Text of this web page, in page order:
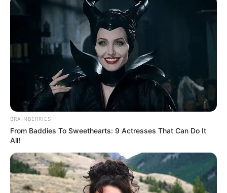
Άντρας άφησε την τελευταία του πνοή σε
παραλία κοντά στη Χαλκίδα
Τραγωδία έξω από τη Χαλκίδα με νεκρό άντρα
Ακολουθήστε το evianews.com στο
ΤΑ ΠΙΟ ΔΗΜΟΦΙΛΗ
BRAINBERRIES
From Baddies To Sweethearts: 9 Actresses That Can Do It
All!